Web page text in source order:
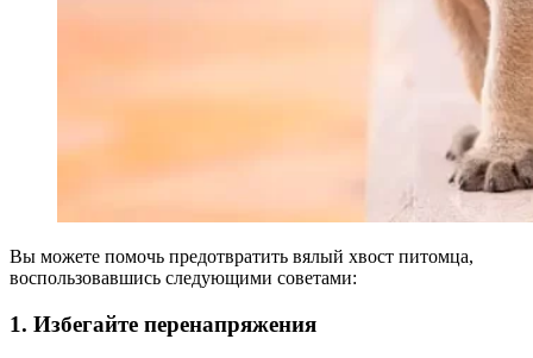
Вы можете помочь предотвратить вялый хвост питомца,
воспользовавшись следующими советами:
1. Избегайте перенапряжения